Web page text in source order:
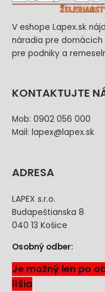
V eshope Lapex.sk
náradia pre
pre podniky a
KONTAKTUJTE
Mob: 0902 056 000
Mail: lapex@lapex.sk
ADRESA
LAPEX s.r.o.
Budapeštianska 8
040 13 Košice
Osobný odber:
Je možný len po
líšia